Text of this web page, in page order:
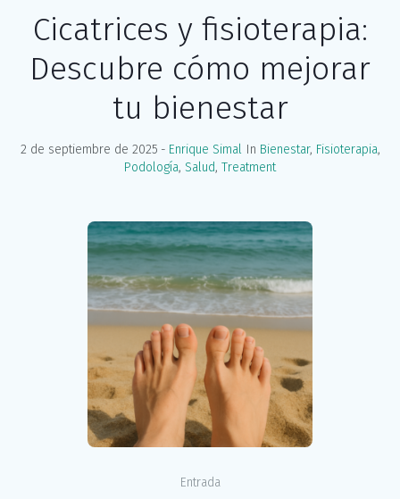
Cicatrices y fisioterapia:
Descubre cómo mejorar
tu bienestar
2 de septiembre de 2025 Enrique Simal In Bienestar, Fisioterapia,
Podología, Salud, Treatment
Entrada